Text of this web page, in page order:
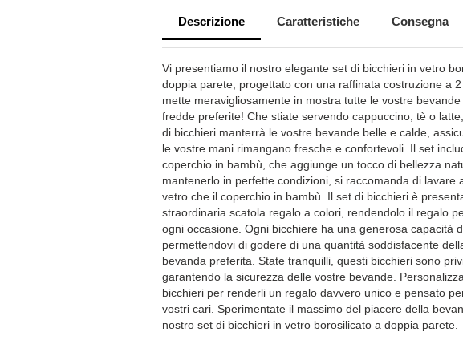
Descrizione Caratteristiche Consegna
Vi presentiamo il nostro elegante set di bicchieri in vetro
doppia parete, progettato con una raffinata costruzione a
mette meravigliosamente in mostra tutte le vostre
fredde preferite! Che stiate servendo cappuccino, tè o
di bicchieri manterrà le vostre bevande belle e calde,
le vostre mani rimangano fresche e confortevoli. Il set
coperchio in bambù, che aggiunge un tocco di bellezza
mantenerlo in perfette condizioni, si raccomanda di lavare
vetro che il coperchio in bambù. Il set di bicchieri è
straordinaria scatola regalo a colori, rendendolo il regalo
ogni occasione. Ogni bicchiere ha una generosa capacità
permettendovi di godere di una quantità soddisfacente
bevanda preferita. State tranquilli, questi bicchieri sono privi
garantendo la sicurezza delle vostre bevande.
bicchieri per renderli un regalo davvero unico e pensato
vostri cari. Sperimentate il massimo del piacere della
nostro set di bicchieri in vetro borosilicato a doppia parete.